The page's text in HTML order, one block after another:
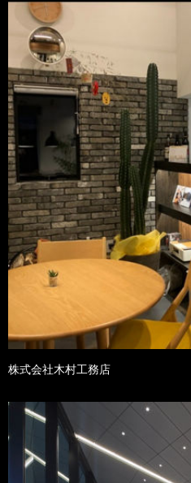
株式会社木村工務店